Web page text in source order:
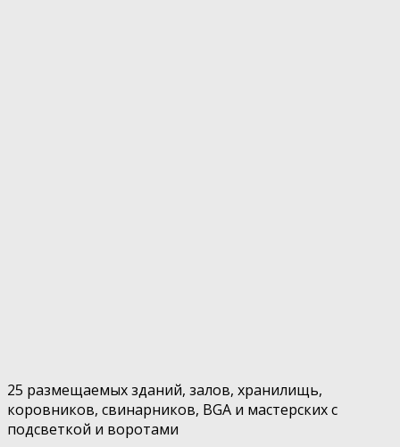
25 размещаемых зданий, залов, хранилищь,
коровников, свинарников, BGA и мастерских с
подсветкой и воротами